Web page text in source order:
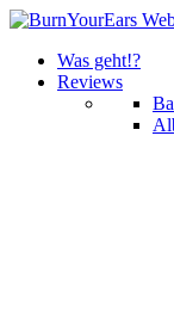
Was geht!?
Reviews